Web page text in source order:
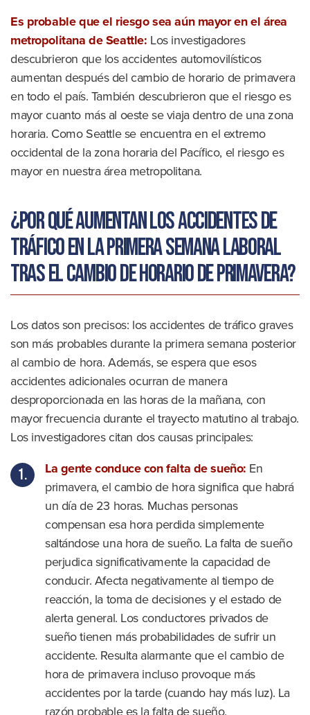
Es probable que el riesgo sea aún mayor en el área
metropolitana de Seattle: Los investigadores
descubrieron que los accidentes automovilísticos
aumentan después del cambio de horario de primavera
en todo el país. También descubrieron que el riesgo es
mayor cuanto más al oeste se viaja dentro de una zona
horaria. Como Seattle se encuentra en el extremo
occidental de la zona horaria del Pacífico, el riesgo es
mayor en nuestra área metropolitana.
¿Por qué aumentan los accidentes de
tráfico en la primera semana laboral
tras el cambio de horario de primavera?
Los datos son precisos: los accidentes de tráfico graves
son más probables durante la primera semana posterior
al cambio de hora. Además, se espera que esos
accidentes adicionales ocurran de manera
desproporcionada en las horas de la mañana, con
mayor frecuencia durante el trayecto matutino al trabajo.
Los investigadores citan dos causas principales:
La gente conduce con falta de sueño: En
primavera, el cambio de hora significa que habrá
un día de 23 horas. Muchas personas
compensan esa hora perdida simplemente
saltándose una hora de sueño. La falta de sueño
perjudica significativamente la capacidad de
conducir. Afecta negativamente al tiempo de
reacción, la toma de decisiones y el estado de
alerta general. Los conductores privados de
sueño tienen más probabilidades de sufrir un
accidente. Resulta alarmante que el cambio de
hora de primavera incluso provoque más
accidentes por la tarde (cuando hay más luz). La